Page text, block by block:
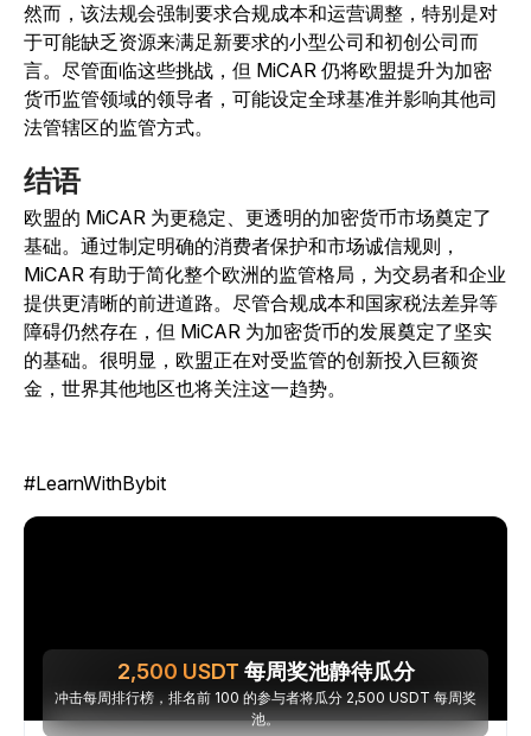
然而，该法规会强制要求合规成本和运营调整，特别是对
于可能缺乏资源来满足新要求的小型公司和初创公司而
言。尽管面临这些挑战，但 MiCAR 仍将欧盟提升为加密
货币监管领域的领导者，可能设定全球基准并影响其他司
法管辖区的监管方式。
结语
欧盟的 MiCAR 为更稳定、更透明的加密货币市场奠定了
基础。通过制定明确的消费者保护和市场诚信规则，
MiCAR 有助于简化整个欧洲的监管格局，为交易者和企业
提供更清晰的前进道路。尽管合规成本和国家税法差异等
障碍仍然存在，但 MiCAR 为加密货币的发展奠定了坚实
的基础。很明显，欧盟正在对受监管的创新投入巨额资
金，世界其他地区也将关注这一趋势。
#LearnWithBybit
2,500 USDT 每周奖池静待瓜分
冲击每周排行榜，排名前 100 的参与者将瓜分 2,500 USDT 每周奖
池。